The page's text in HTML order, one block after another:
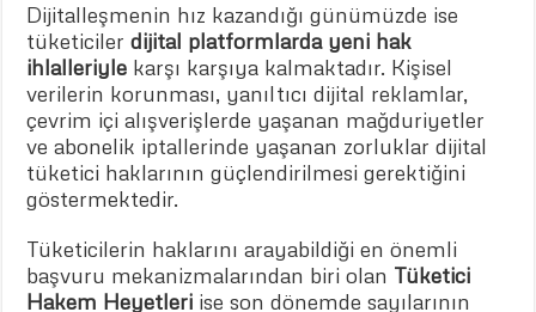
Dijitalleşmenin hız kazandığı günümüzde ise
tüketicilerdijital platformlarda yeni hak
ihlalleriyle karşı karşıya kalmaktadır. Kişisel
verilerin korunması, yanıltıcı dijital reklamlar,
çevrim içi alışverişlerde yaşanan mağduriyetler
ve abonelik iptallerinde yaşanan zorluklar dijital
tüketici haklarının güçlendirilmesi gerektiğini
göstermektedir.
Tüketicilerin haklarını arayabildiği en önemli
başvuru mekanizmalarından biri olan Tüketici
Hakem Heyetleri ise son dönemde sayılarının